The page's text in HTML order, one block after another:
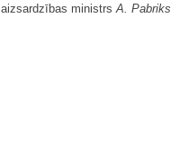
aizsardzības ministrsA. Pabriks